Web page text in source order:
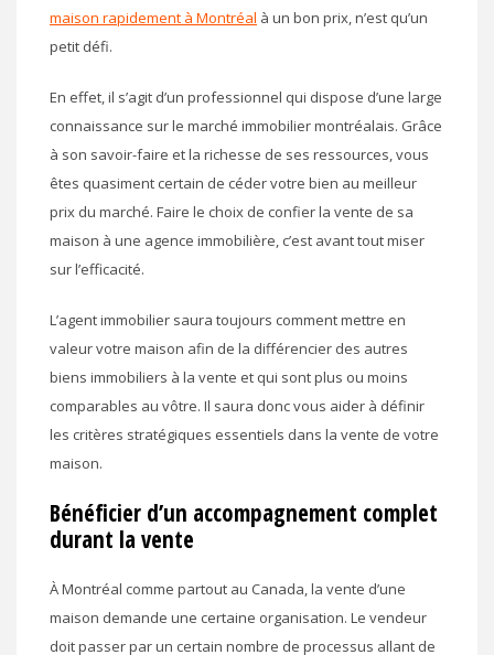
maison rapidement à Montréal à un bon prix, n’est qu’un
petit défi.
En effet, il s’agit d’un professionnel qui dispose d’une large
connaissance sur le marché immobilier montréalais. Grâce
à son savoir-faire et la richesse de ses ressources, vous
êtes quasiment certain de céder votre bien au meilleur
prix du marché. Faire le choix de confier la vente de sa
maison à une agence immobilière, c’est avant tout miser
sur l’efficacité.
L’agent immobilier saura toujours comment mettre en
valeur votre maison afin de la différencier des autres
biens immobiliers à la vente et qui sont plus ou moins
comparables au vôtre. Il saura donc vous aider à définir
les critères stratégiques essentiels dans la vente de votre
maison.
Bénéficier d’un accompagnement complet
durant la vente
À Montréal comme partout au Canada, la vente d’une
maison demande une certaine organisation. Le vendeur
doit passer par un certain nombre de processus allant de